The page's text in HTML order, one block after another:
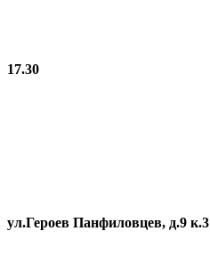
17.30
ул.Героев Панфиловцев, д.9 к.3